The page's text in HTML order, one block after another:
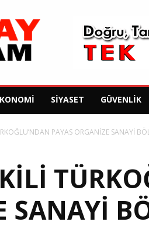
SIYASET GÜVENLIK
PAYAS ORGANİZE SANAYİ
SANAYİ